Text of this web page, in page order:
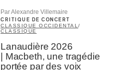
Par Alexandre Villemaire
CRITIQUE DE CONCERT
CLASSIQUE OCCIDENTAL/
CLASSIQUE
Lanaudière 2026
| Macbeth, une tragédie
portée par des voix